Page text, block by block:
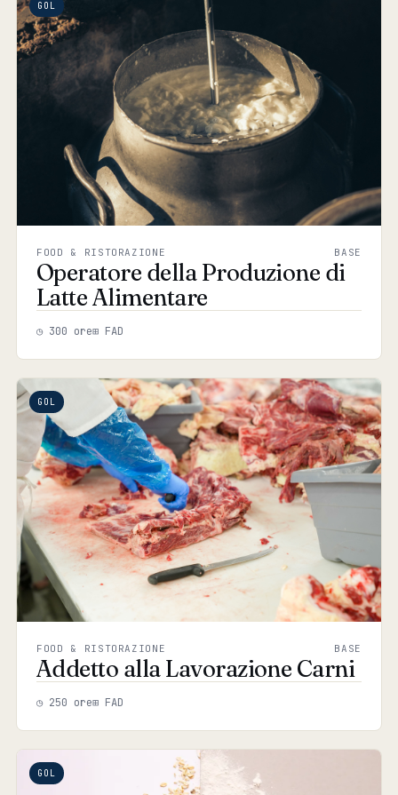
GOL
FOOD & RISTORAZIONE BASE
Operatore della Produzione di
Latte Alimentare
◷ 300 ore⊞ FAD
GOL
FOOD & RISTORAZIONE BASE
Addetto alla Lavorazione Carni
◷ 250 ore⊞ FAD
GOL